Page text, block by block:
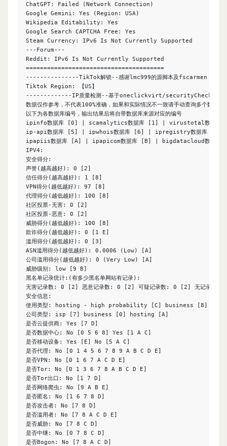
ChatGPT: Failed (Network Connection)
Google Gemini: Yes (Region: USA)
Wikipedia Editability: Yes
Google Search CAPTCHA Free: Yes
Steam Currency: IPv6 Is Not Currently Supported
---Forum---
Reddit: IPv6 Is Not Currently Supported
=======================================
---------------TikTok解锁--感谢lmc999的源脚本及fscarmen
Tiktok Region: 【US】
-------------IP质量检测--基于oneclickvirt/securityCheck
数据仅作参考，不代表100%准确，如果和实际情况不一致请手动查询多个数据库
以下为各数据库编号，输出结果后将自带数据库来源对应的编号
ipinfo数据库 [0] | scamalytics数据库 [1] | virustotal数据
ip-api数据库 [5] | ipwhois数据库 [6] | ipregistry数据库 [7]
ipapiis数据库 [A] | ipapicom数据库 [B] | bigdatacloud数据
IPV4:
安全得分:
声誉(越高越好): 0 [2]
信任得分(越高越好): 1 [8]
VPN得分(越低越好): 97 [8]
代理得分(越低越好): 100 [8]
社区投票-无害: 0 [2]
社区投票-恶意: 0 [2]
威胁得分(越低越好): 100 [8]
欺诈得分(越低越好): 0 [1 E]
滥用得分(越低越好): 0 [3]
ASN滥用得分(越低越好): 0.0006 (Low) [A]
公司滥用得分(越低越好): 0 (Very Low) [A]
威胁级别: low [9 B]
黑名单记录统计:(有多少黑名单网站有记录):
无害记录数: 0 [2] 恶意记录数: 0 [2] 可疑记录数: 0 [2] 无记录数:
安全信息:
使用类型: hosting - high probability [C] business [8]
公司类型: isp [7] business [0] hosting [A]
是否云提供商: Yes [7 D]
是否数据中心: No [0 5 6 8] Yes [1 A C]
是否移动设备: Yes [E] No [5 A C]
是否代理: No [0 1 4 5 6 7 8 9 A B C D E]
是否VPN: No [0 1 6 7 A C D E]
是否Tor: No [0 1 3 6 7 8 A B C D E]
是否Tor出口: No [1 7 D]
是否网络爬虫: No [9 A B E]
是否匿名: No [1 6 7 8 D]
是否攻击者: No [7 8 D]
是否滥用者: No [7 8 A C D E]
是否威胁: No [7 8 C D]
是否中继: No [0 7 8 C D]
是否Bogon: No [7 8 A C D]